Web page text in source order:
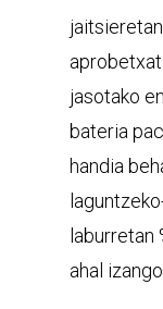
jasotako
bateria
handia
ahal